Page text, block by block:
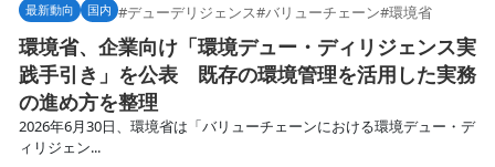
最新動向 国内 #デューデリジェンス#バリューチェーン#環境省
環境省、企業向け「環境デュー・ディリジェンス実
践手引き」を公表 既存の環境管理を活用した実務
の進め方を整理
2026年6月30日、環境省は「バリューチェーンにおける環境デュー・デ
ィリジェン...